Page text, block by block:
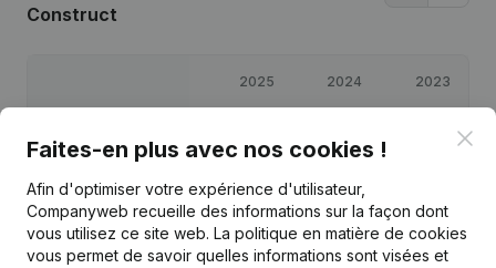
Construct
2025 2024 2023
Capitaux propres €-24 942 €389
Marge brute €-16 839 €2 781 € 21 552
Faites-en plus avec nos cookies !
Afin d'optimiser votre expérience d'utilisateur,
Companyweb recueille des informations sur la façon dont
vous utilisez ce site web. La politique en matière de cookies
vous permet de savoir quelles informations sont visées et